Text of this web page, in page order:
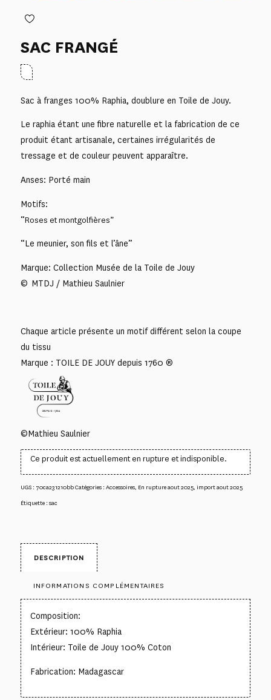
SAC FRANGÉ
Sac à franges 100% Raphia, doublure en Toile de Jouy.
Le raphia étant une fibre naturelle et la fabrication de ce
produit étant artisanale, certaines irrégularités de
tressage et de couleur peuvent apparaître.
Anses: Porté main
Motifs:
“Roses et montgolfières”
“Le meunier, son fils et l’âne”
Marque: Collection Musée de la Toile de Jouy
© MTDJ / Mathieu Saulnier
Chaque article présente un motif différent selon la coupe
du tissu
Marque : TOILE DE JOUY depuis 1760 ®
©Mathieu Saulnier
Ce produit est actuellement en rupture et indisponible.
UGS : 70ca231210bbCatégories :Accessoires, En rupture aout 2025, import aout 2025
Étiquette :sac
DESCRIPTION
INFORMATIONS COMPLÉMENTAIRES
Composition:
Extérieur: 100% Raphia
Intérieur: Toile de Jouy 100% Coton
Fabrication: Madagascar